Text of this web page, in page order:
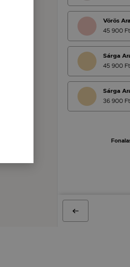
Vörös
45 900 Ft
Sárga
45 900 Ft
Sárga
36 900 Ft